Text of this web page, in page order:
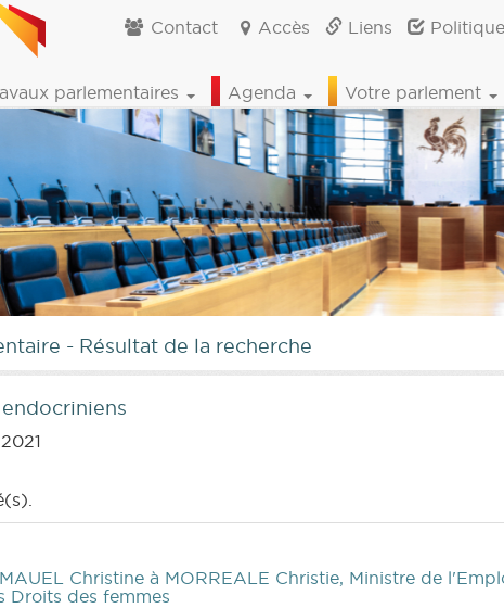
Contact Accès Liens
parlementaires Agenda Votre parlement
- Résultat de la recherche
Christine à MORREALE Christie, Ministre de
Droits des femmes